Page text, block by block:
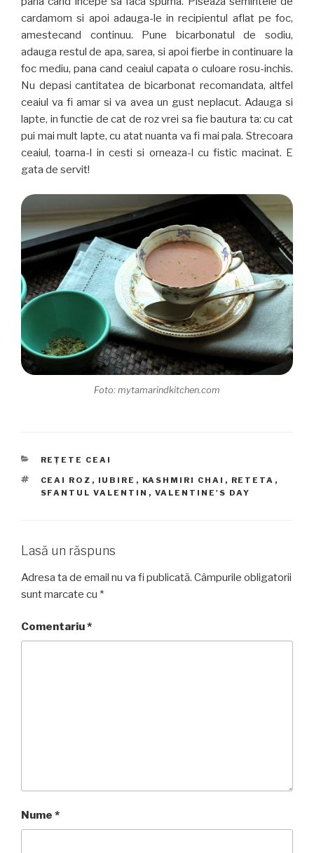
cardamom si apoi adauga-le in recipientul aflat pe foc,
amestecand continuu. Pune bicarbonatul de sodiu,
adauga restul de apa, sarea, si apoi fierbe in continuare la
foc mediu, pana cand ceaiul capata o culoare rosu-inchis.
Nu depasi cantitatea de bicarbonat recomandata, altfel
ceaiul va fi amar si va avea un gust neplacut. Adauga si
lapte, in functie de cat de roz vrei sa fie bautura ta: cu cat
pui mai mult lapte, cu atat nuanta va fi mai pala. Strecoara
ceaiul, toarna-l in cesti si orneaza-l cu fistic macinat. E
gata de servit!
Foto: mytamarindkitchen.com
CATEGORII
REȚETE CEAI
ETICHETE
CEAI ROZ , IUBIRE , KASHMIRI CHAI , RETETA ,
SFANTUL VALENTIN , VALENTINE'S DAY
Lasă un răspuns
Adresa ta de email nu va fi publicată. Câmpurile obligatorii
sunt marcate cu *
Comentariu*
Nume *